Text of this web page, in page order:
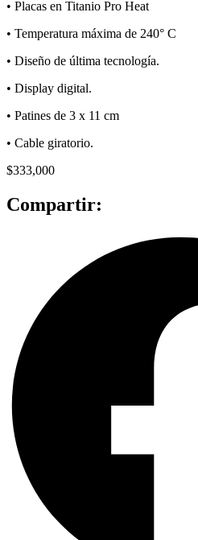
• Placas en Titanio Pro Heat
• Temperatura máxima de 240° C
• Diseño de última tecnología.
• Display digital.
• Patines de 3 x 11 cm
• Cable giratorio.
$333,000
Compartir: